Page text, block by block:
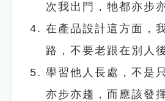
次我出門，牠都亦步
在產品設計這方面，
路，不要老跟在別人
學習他人長處，不是
亦步亦趨，而應該發